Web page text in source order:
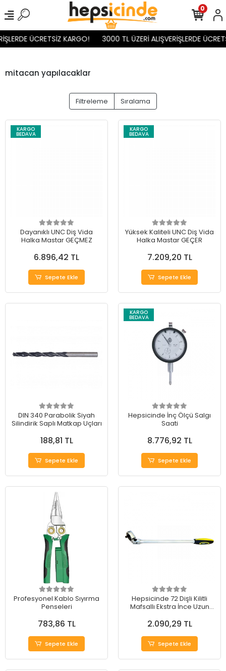
ÜCRETSİZ KARGO! 3000 TL ÜZERİ ALIŞVERİŞLERDE
0
mitacan yapılacaklar
Filtreleme Sıralama
KARGO
BEDAVA
Dayanıklı UNC Diş Vida
Halka Mastar GEÇMEZ
6.896,42 TL
Sepete Ekle
KARGO
BEDAVA
Yüksek Kaliteli UNC Diş Vida
Halka Mastar GEÇER
7.209,20 TL
Sepete Ekle
DIN 340 Parabolik Siyah
Silindirik Saplı Matkap Uçları
188,81 TL
Sepete Ekle
KARGO
BEDAVA
Hepsicinde İnç Ölçü Salgı
Saati
8.776,92 TL
Sepete Ekle
Profesyonel Kablo Sıyırma
Penseleri
783,86 TL
Sepete Ekle
Hepsicinde 72 Dişli Kilitli
Mafsallı Ekstra İnce Uzun
2.090,29 TL
Sepete Ekle